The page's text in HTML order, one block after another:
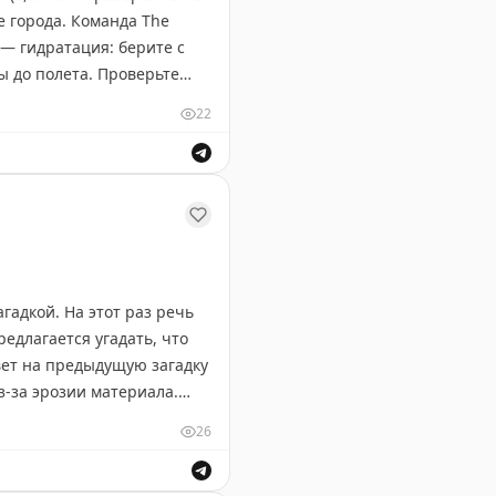
Команда The
гидратация: берите с
до полета. Проверьте
И помните:
22
На этот раз речь
угадать, что
на предыдущую загадку
эрозии материала.
26